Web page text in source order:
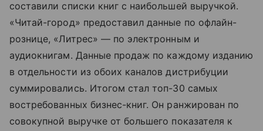
составили списки книг с наибольшей выручкой.
«Читай-город» предоставил данные по офлайн-
рознице, «Литрес» — по электронным и
аудиокнигам. Данные продаж по каждому изданию
в отдельности из обоих каналов дистрибуции
суммировались. Итогом стал топ-30 самых
востребованных бизнес-книг. Он ранжирован по
совокупной выручке от большего показателя к